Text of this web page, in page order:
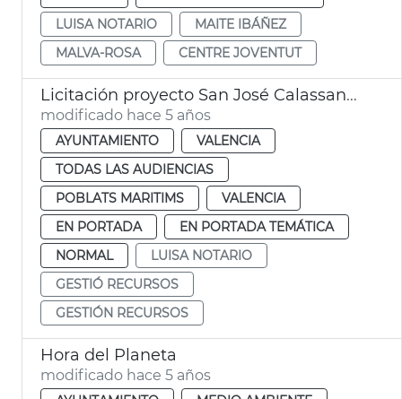
LUISA NOTARIO
MAITE IBÁÑEZ
MALVA-ROSA
CENTRE JOVENTUT
Licitación proyecto San José Calassanç calle Bello
modificado hace 5 años
AYUNTAMIENTO
VALENCIA
TODAS LAS AUDIENCIAS
POBLATS MARITIMS
VALENCIA
EN PORTADA
EN PORTADA TEMÁTICA
NORMAL
LUISA NOTARIO
GESTIÓ RECURSOS
GESTIÓN RECURSOS
Hora del Planeta
modificado hace 5 años